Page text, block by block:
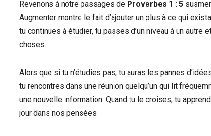
Revenons à notre passages de Proverbes 1 : 5
Augmenter montre le fait d’ajouter un plus à ce qui
tu continues à étudier, tu passes d’un niveau à un
choses.
Alors que si tu n’étudies pas, tu auras les pannes
tu rencontres dans une réunion quelqu’un qui lit
une nouvelle information. Quand tu le croises, tu
jour dans nos pensées.